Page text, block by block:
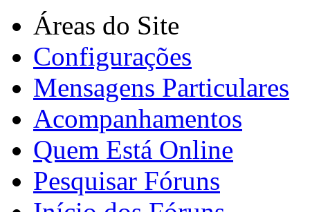
Áreas do Site
Configurações
Mensagens Particulares
Acompanhamentos
Quem Está Online
Pesquisar Fóruns